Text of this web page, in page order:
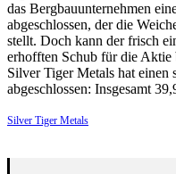
das Bergbauunternehmen
abgeschlossen, der die
stellt. Doch kann der frisch
erhofften Schub für die
Silver Tiger Metals hat einen
abgeschlossen: Insgesamt
Silver Tiger Metals